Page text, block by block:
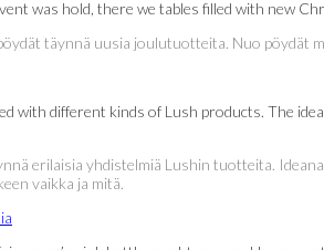
was hold, there we tables filled with new
täynnä uusia joulutuotteita. Nuo
with different kinds of Lush products. The
erilaisia yhdistelmiä Lushin tuotteita.
vaikka ja mitä.